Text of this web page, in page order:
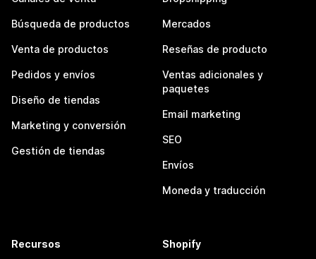
Búsqueda de productos
Venta de productos
Pedidos y envíos
Diseño de tiendas
Marketing y conversión
Gestión de tiendas
Mercados
Reseñas de producto
Ventas adicionales y
paquetes
Email marketing
SEO
Envíos
Moneda y traducción
Recursos Shopify